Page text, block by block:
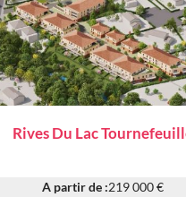
Rives Du Lac
A partir de :219 000 €